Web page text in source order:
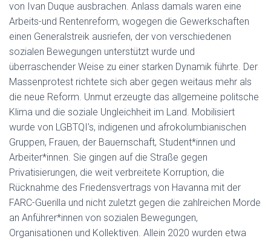
von Ivan Duque ausbrachen. Anlass damals waren eine
Arbeits-und Rentenreform, wogegen die Gewerkschaften
einen Generalstreik ausriefen, der von verschiedenen
sozialen Bewegungen unterstützt wurde und
überraschender Weise zu einer starken Dynamik führte. Der
Massenprotest richtete sich aber gegen weitaus mehr als
die neue Reform. Unmut erzeugte das allgemeine politsche
Klima und die soziale Ungleichheit im Land. Mobilisiert
wurde von LGBTQI’s, indigenen und afrokolumbianischen
Gruppen, Frauen, der Bauernschaft, Student*innen und
Arbeiter*innen. Sie gingen auf die Straße gegen
Privatisierungen, die weit verbreitete Korruption, die
Rücknahme des Friedensvertrags von Havanna mit der
FARC-Guerilla und nicht zuletzt gegen die zahlreichen Morde
an Anführer*innen von sozialen Bewegungen,
Organisationen und Kollektiven. Allein 2020 wurden etwa